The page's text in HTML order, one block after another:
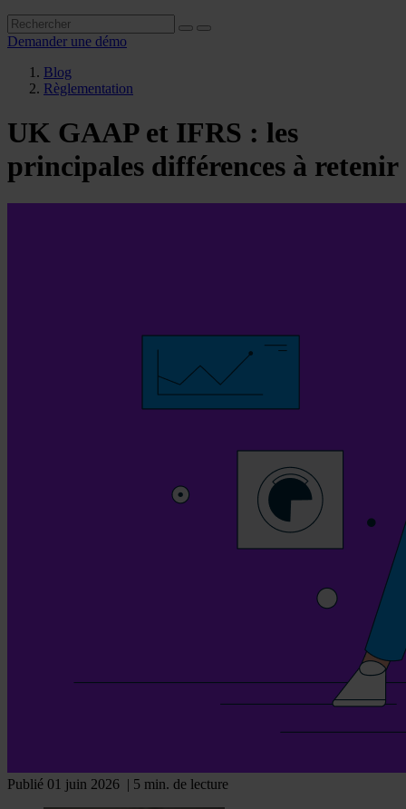
Demander une démo
Blog
Règlementation
UK GAAP et IFRS : les
principales différences à retenir
Publié 01 juin 2026 | 5 min. de lecture